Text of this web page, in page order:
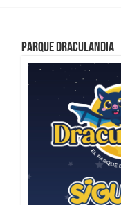
Parque Draculandia